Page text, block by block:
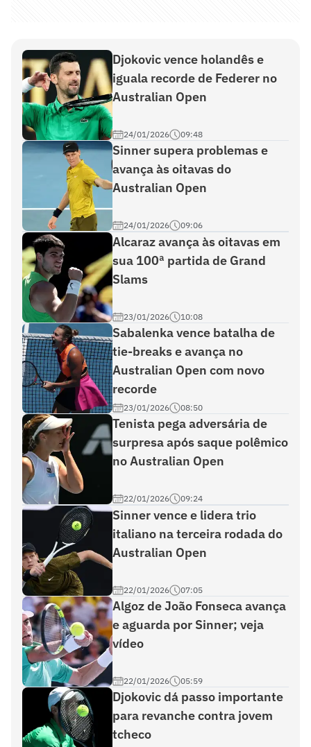
Djokovic vence holandês e
iguala recorde de Federer no
Australian Open
24/01/2026 09:48
Sinner supera problemas e
avança às oitavas do
Australian Open
24/01/2026 09:06
Alcaraz avança às oitavas em
sua 100ª partida de Grand
Slams
23/01/2026 10:08
Sabalenka vence batalha de
tie-breaks e avança no
Australian Open com novo
recorde
23/01/2026 08:50
Tenista pega adversária de
surpresa após saque polêmico
no Australian Open
22/01/2026 09:24
Sinner vence e lidera trio
italiano na terceira rodada do
Australian Open
22/01/2026 07:05
Algoz de João Fonseca avança
e aguarda por Sinner; veja
vídeo
22/01/2026 05:59
Djokovic dá passo importante
para revanche contra jovem
tcheco